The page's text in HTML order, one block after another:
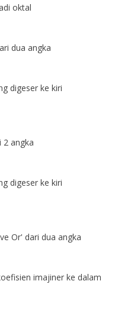
oktal
dua angka
digeser ke kiri
2 angka
digeser ke kiri
Or' dari dua angka
imajiner ke dalam